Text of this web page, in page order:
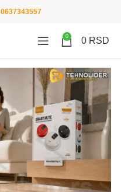
0637343557
0 0 RSD